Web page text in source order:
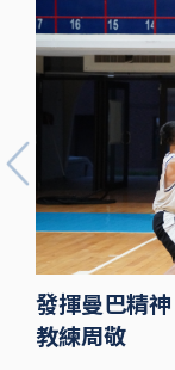
發揮曼巴精
教練周敬